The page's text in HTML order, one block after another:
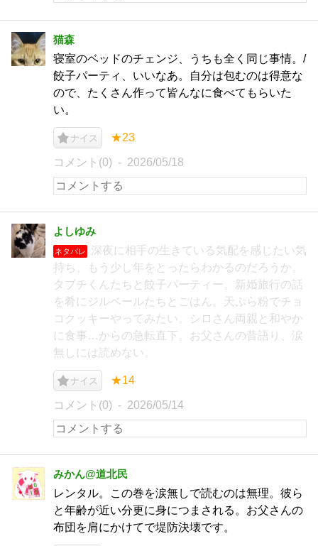
猫森
寝室のベッドのチェンジ、うちも全く同じ事情。/
餃子パーティ、いいなあ。自分は包むのは得意な
ので、たくさん作って皆んなに食べてもらいた
い。
ナイス ★23
コメント(0) 2026/05/18
よしゆみ
ネタバレ
深夜に相手の生きている気配を感じたい気
持ち、もう少し年をとったらわかるのだろうか。
タブチくんたちと餃子パーティー。新婚旅行の話
を肴にジルベールたちとごはん。天ぷら粉でチョ
コクッキーやってみたい。シロさん両親と和やか
に食事…からの急転直下。お父さんの昔語り、涙
無しには読めない。
ナイス ★14
コメント(0) 2026/05/14
みかん@道北民
レンタル。この巻を涙無しで読むのは無理。彼ら
と年齢が近い分更に身につまされる。お父さんの
布団を肩にかけてで堤防決壊です。